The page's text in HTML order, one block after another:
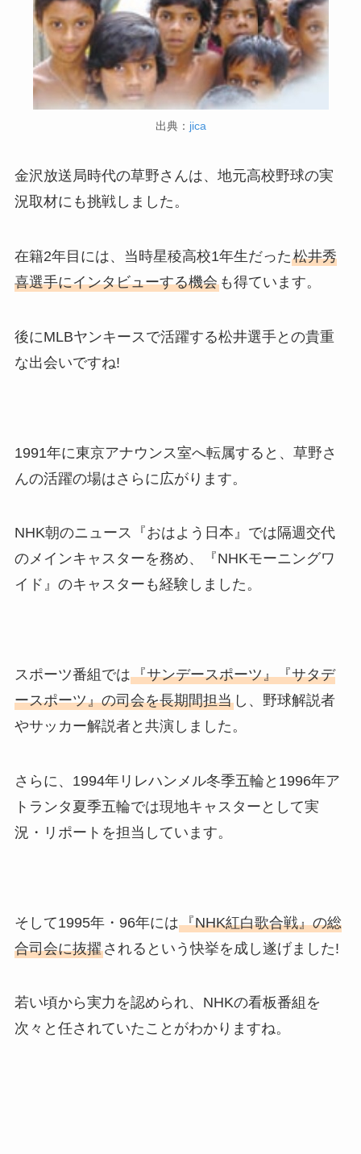
出典： jica
金沢放送局時代の草野さんは、地元高校野球の実
況取材にも挑戦しました。
在籍2年目には、当時星稜高校1年生だった松井秀
喜選手にインタビューする機会も得ています。
後にMLBヤンキースで活躍する松井選手との貴重
な出会いですね!
1991年に東京アナウンス室へ転属すると、草野さ
んの活躍の場はさらに広がります。
NHK朝のニュース『おはよう日本』では隔週交代
のメインキャスターを務め、『NHKモーニングワ
イド』のキャスターも経験しました。
スポーツ番組では『サンデースポーツ』『サタデ
ースポーツ』の司会を長期間担当し、野球解説者
やサッカー解説者と共演しました。
さらに、1994年リレハンメル冬季五輪と1996年ア
トランタ夏季五輪では現地キャスターとして実
況・リポートを担当しています。
そして1995年・96年には『NHK紅白歌合戦』の総
合司会に抜擢されるという快挙を成し遂げました!
若い頃から実力を認められ、NHKの看板番組を
次々と任されていたことがわかりますね。